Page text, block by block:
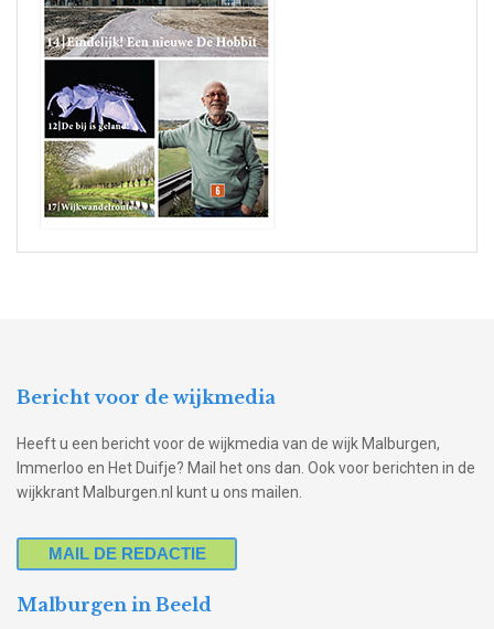
Bericht voor de wijkmedia
Heeft u een bericht voor de wijkmedia van de wijk Malburgen,
Immerloo en Het Duifje? Mail het ons dan. Ook voor berichten in de
wijkkrant Malburgen.nl kunt u ons mailen.
MAIL DE REDACTIE
Malburgen in Beeld